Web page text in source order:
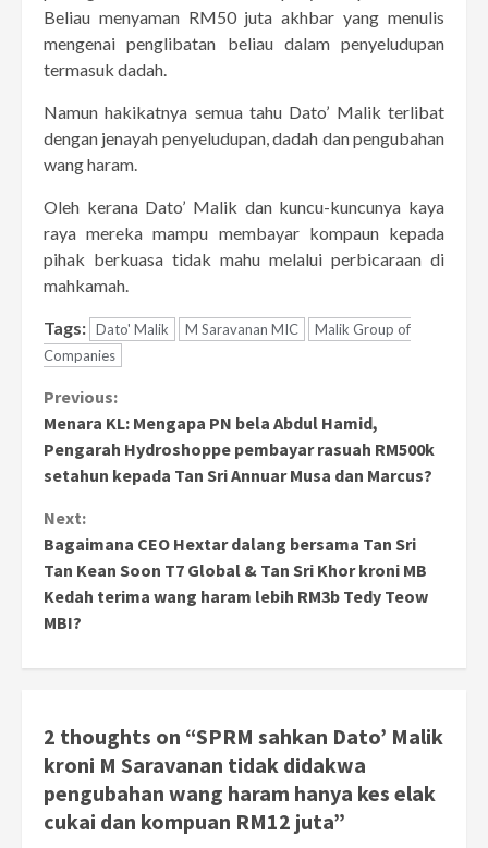
Beliau menyaman RM50 juta akhbar yang menulis
mengenai penglibatan beliau dalam penyeludupan
termasuk dadah.
Namun hakikatnya semua tahu Dato’ Malik terlibat
dengan jenayah penyeludupan, dadah dan pengubahan
wang haram.
Oleh kerana Dato’ Malik dan kuncu-kuncunya kaya
raya mereka mampu membayar kompaun kepada
pihak berkuasa tidak mahu melalui perbicaraan di
mahkamah.
Tags: Dato' Malik M Saravanan MIC
Malik Group of
Companies
Continue
Reading
Previous:
Menara KL: Mengapa PN bela Abdul Hamid,
Pengarah Hydroshoppe pembayar rasuah RM500k
setahun kepada Tan Sri Annuar Musa dan Marcus?
Next:
Bagaimana CEO Hextar dalang bersama Tan Sri
Tan Kean Soon T7 Global & Tan Sri Khor kroni MB
Kedah terima wang haram lebih RM3b Tedy Teow
MBI?
2 thoughts on “SPRM sahkan Dato’ Malik
kroni M Saravanan tidak didakwa
pengubahan wang haram hanya kes elak
cukai dan kompuan RM12 juta”